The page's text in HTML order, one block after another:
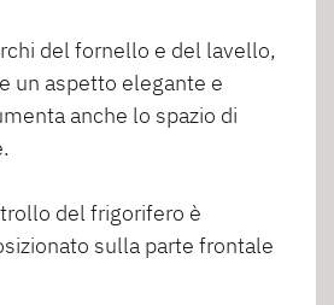
del fornello e del lavello,
un aspetto elegante e
anche lo spazio di
del frigorifero è
sulla parte frontale